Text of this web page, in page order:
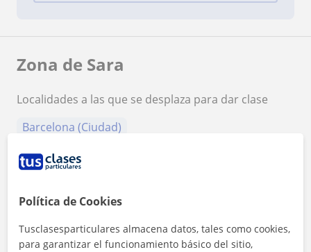
Zona de Sara
Localidades a las que se desplaza para dar clase
Barcelona (Ciudad)
+ −
Política de Cookies
Tusclasesparticulares almacena datos, tales como cookies,
para garantizar el funcionamiento básico del sitio,